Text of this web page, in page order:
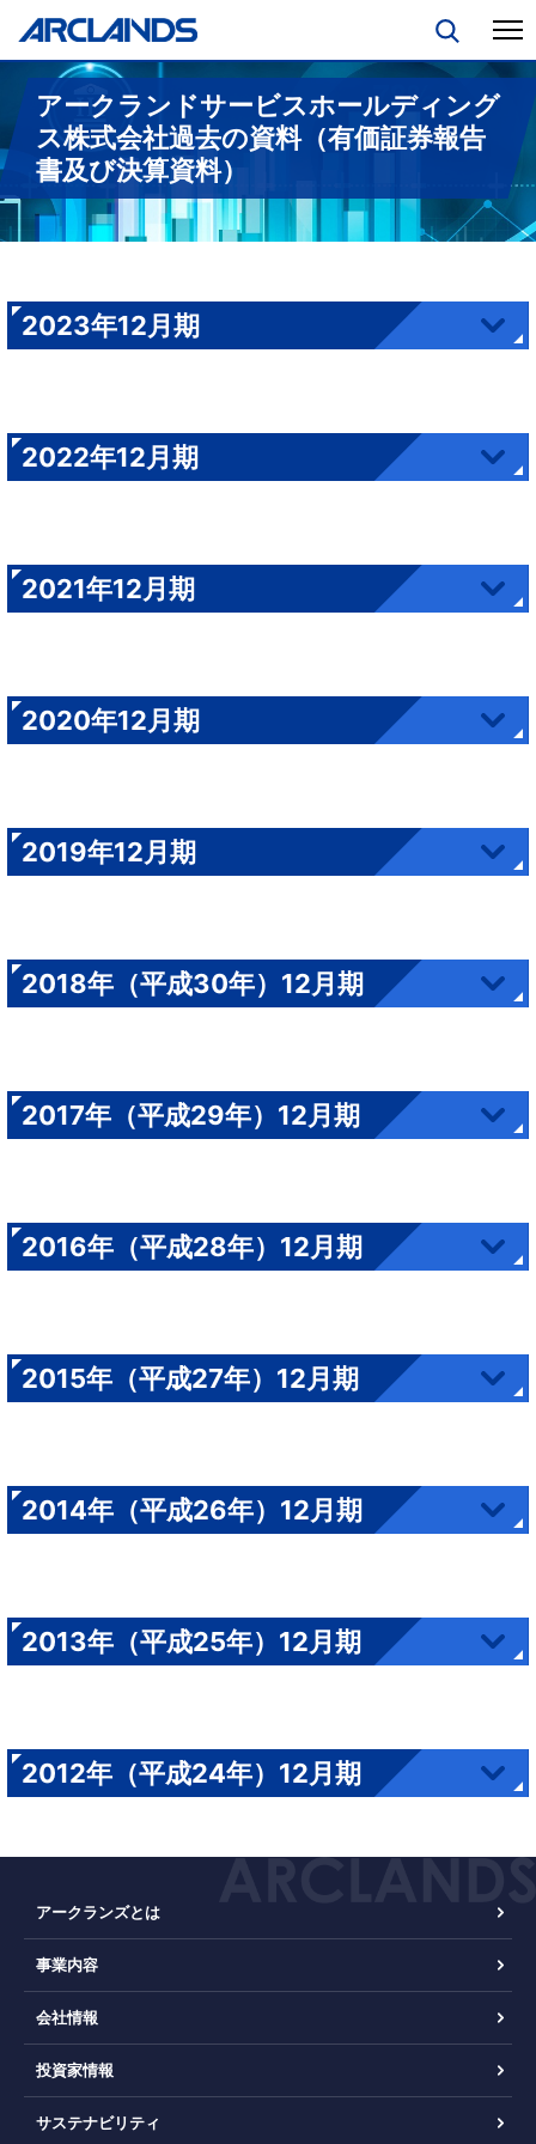
アークランドサービスホールディング
ス株式会社過去の資料（有価証券報告
書及び決算資料）
2023年12月期
2022年12月期
2021年12月期
2020年12月期
2019年12月期
2018年（平成30年）12月期
2017年（平成29年）12月期
2016年（平成28年）12月期
2015年（平成27年）12月期
2014年（平成26年）12月期
2013年（平成25年）12月期
2012年（平成24年）12月期
アークランズとは
事業内容
会社情報
投資家情報
サステナビリティ